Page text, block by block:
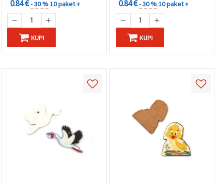
0.84 €- 30 %10 paket +
KUPI
0.84 €- 30 %10 paket +
KUPI